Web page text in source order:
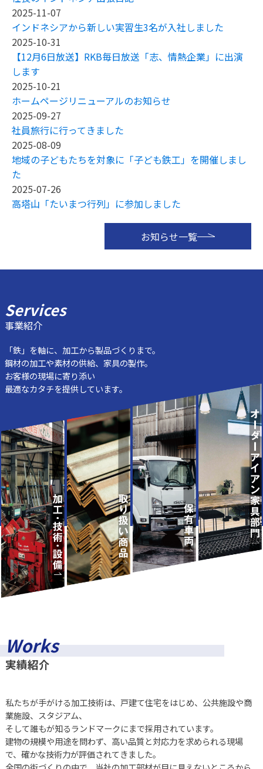
2025-11-07
インドネシアから新しい実習生3名が入社しました
2025-10-31
【12月6日放送】RKB毎日放送「志、情熱企業」に出演
します
2025-10-21
ホームページリニューアルのお知らせ
2025-09-27
社員旅行に行ってきました
2025-08-09
地域の子どもたちを対象に「子ども鉄工」を開催しまし
た
2025-07-26
高塔山「たいまつ行列」に参加しました
お知らせ一覧
Services
事業紹介
「鉄」を軸に、加工から製品づくりまで。
鋼材の加工や素材の供給、家具の製作。
お客様の現場に寄り添い
最適なカタチを提供しています。
Works
実績紹介
私たちが手がける加工技術は、戸建て住宅をはじめ、公共施設や商
業施設、スタジアム、
そして誰もが知るランドマークにまで採用されています。
建物の規模や用途を問わず、高い品質と対応力を求められる現場
で、確かな技術力が評価されてきました。